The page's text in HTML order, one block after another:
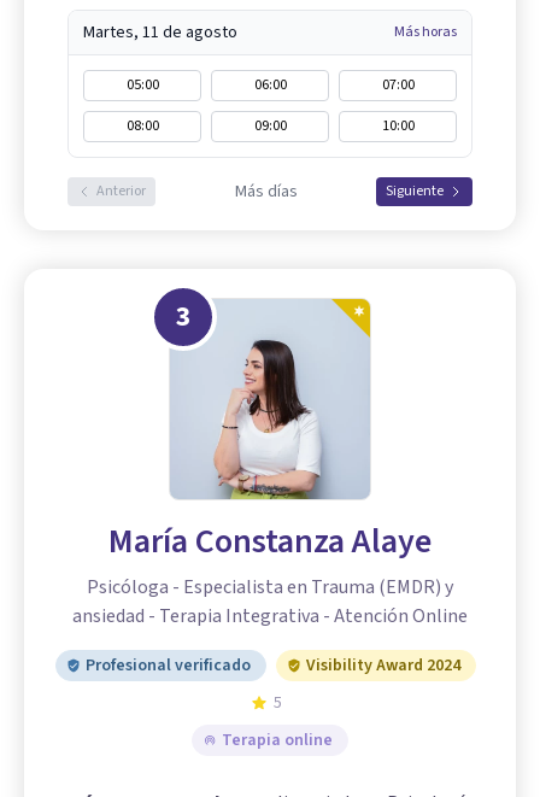
Martes, 11 de agosto Más horas
05:00 06:00
07:00
08:00
09:00 10:00
Anterior Más días Siguiente
3
María Constanza Alaye
Psicóloga - Especialista en Trauma (EMDR) y
ansiedad - Terapia Integrativa - Atención Online
Profesional verificado
Visibility Award 2024
5
Terapia online